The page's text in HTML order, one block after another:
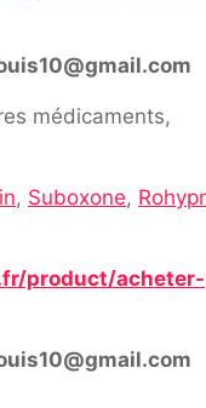
médicaments,
, Suboxone,
product/acheter-